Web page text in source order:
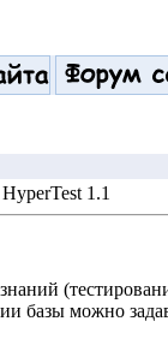
1.1
базы можно